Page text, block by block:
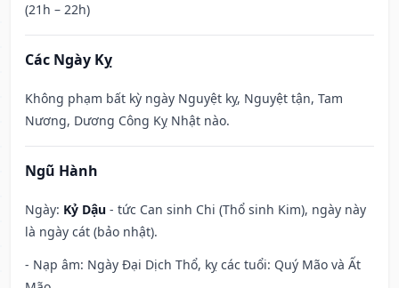
(21h – 22h)
Các Ngày Kỵ
Không phạm bất kỳ ngày Nguyệt kỵ, Nguyệt tận, Tam
Nương, Dương Công Kỵ Nhật nào.
Ngũ Hành
Ngày: Kỷ Dậu - tức Can sinh Chi (Thổ sinh Kim), ngày này
là ngày cát (bảo nhật).
- Nạp âm: Ngày Đại Dịch Thổ, kỵ các tuổi: Quý Mão và Ất